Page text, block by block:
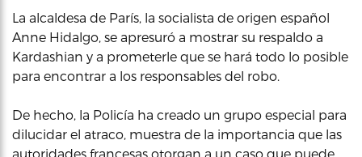
La alcaldesa de París, la socialista de origen español
Anne Hidalgo, se apresuró a mostrar su respaldo a
Kardashian y a prometerle que se hará todo lo posible
para encontrar a los responsables del robo.
De hecho, la Policía ha creado un grupo especial para
dilucidar el atraco, muestra de la importancia que las
autoridades francesas otorgan a un caso que puede